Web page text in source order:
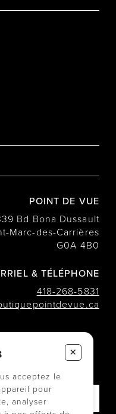
POINT DE VUE
Bd Bona Dussault
Marc-des-Carrières
G0A 4B0
& TÉLÉPHONE
418-268-5831
?
+
acceptez le
pour
analyser